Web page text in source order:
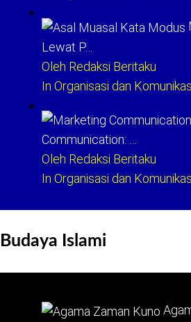
Lewat P…
Oleh Redaksi Beritaku
In Organisasi dan
Communication: …
Oleh Redaksi Beritaku
In Organisasi dan
Budaya Islami